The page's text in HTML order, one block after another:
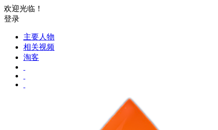
欢迎光临！
登录
主要人物
相关视频
淘客